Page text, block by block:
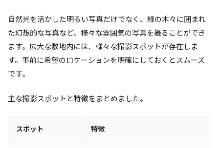
自然光を活かした明るい写真だけでなく、緑の木々に囲まれ
た幻想的な写真など、様々な雰囲気の写真を撮ることができ
ます。広大な敷地内には、様々な撮影スポットが存在しま
す。事前に希望のロケーションを明確にしておくとスムーズ
です。
主な撮影スポットと特徴をまとめました。
スポット 特徴